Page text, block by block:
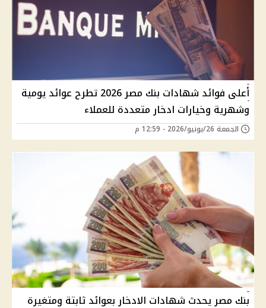
أعلى فوائد شهادات بنك مصر 2026 تطرح عوائد يومية
وشهرية وخيارات ادخار متعددة للعملاء
الجمعة 26/يونيو/2026 - 12:59 م
بنك مصر يحدث شهادات الادخار بعوائد ثابتة ومتغيرة